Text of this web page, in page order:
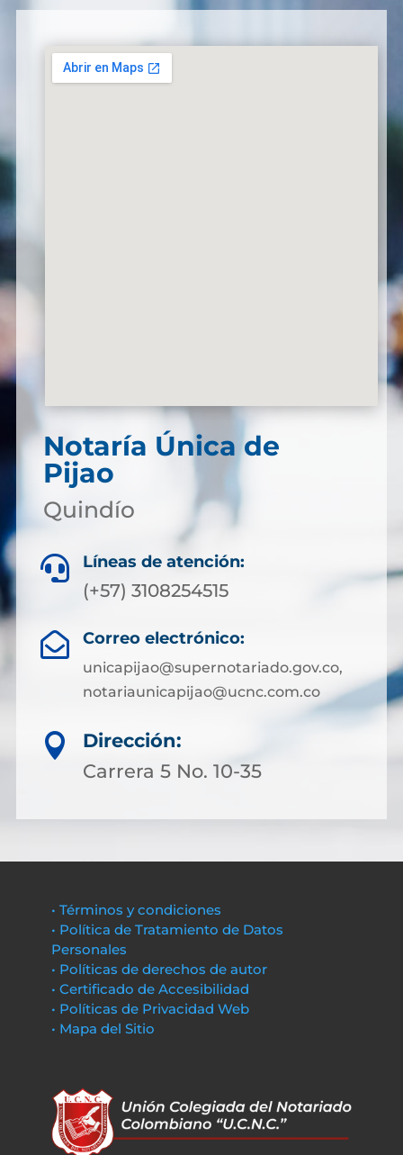
Notaría Única de
Pijao
Quindío
 Líneas de atención:
(+57) 3108254515
 Correo electrónico:
unicapijao@supernotariado.gov.co,
notariaunicapijao@ucnc.com.co

Dirección:
Carrera 5 No. 10-35
• Términos y condiciones
• Política de Tratamiento de Datos
Personales
• Políticas de derechos de autor
• Certificado de Accesibilidad
• Políticas de Privacidad Web
• Mapa del Sitio